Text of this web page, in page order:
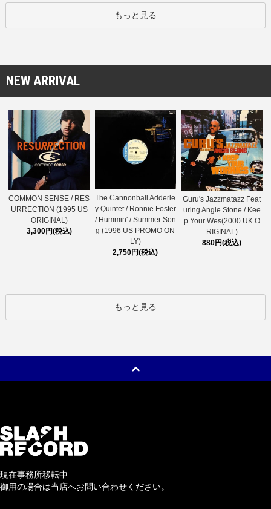
もっと見る
NEW ARRIVAL
COMMON SENSE / RES
URRECTION (1995 US
ORIGINAL)
3,300円(税込)
The Cannonball Adderle
y Quintet / Ronnie Foster
/ Hummin' / Summer Son
g (1996 US PROMO ON
LY)
2,750円(税込)
Guru's Jazzmatazz Feat
uring Angie Stone / Kee
p Your Wes(2000 UK O
RIGINAL)
880円(税込)
もっと見る
現在事務所移転中
御用の場合は当店へお問い合わせください。